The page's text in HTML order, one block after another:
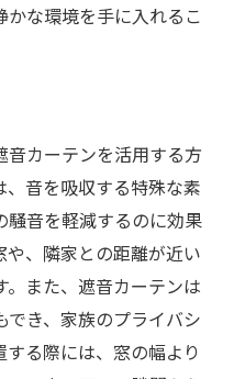
かな環境を手に入れるこ
音カーテンを活用する方
音を吸収する特殊な素
騒音を軽減するのに効果
、隣家との距離が近い
また、遮音カーテンは
き、家族のプライバシ
る際には、窓の幅より